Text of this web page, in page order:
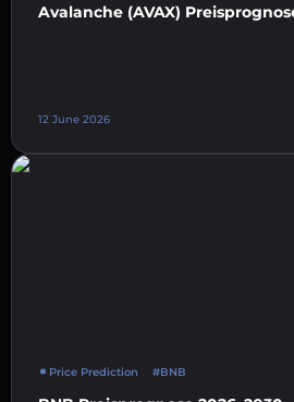
Avalanche (AVAX)
12 June 2026
Price Prediction #BNB